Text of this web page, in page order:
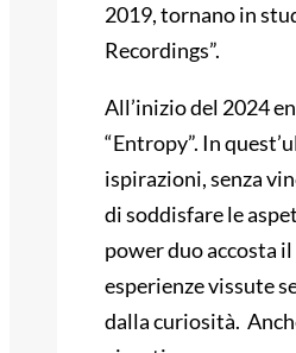
2019, tornano in
Recordings”.
All’inizio del 2024
“Entropy”. In
ispirazioni, senza
di soddisfare le
power duo accosta
esperienze vissute
dalla curiosità.